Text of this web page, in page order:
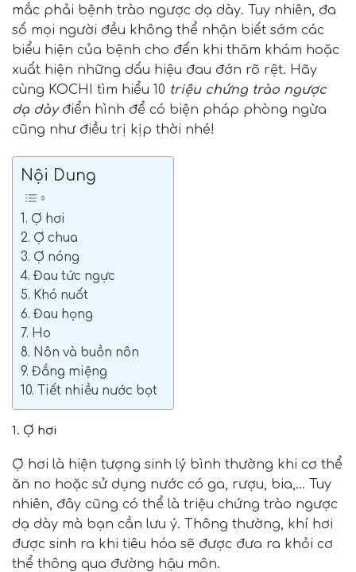
mắc phải bệnh trào ngược dạ dày. Tuy nhiên, đa
số mọi người đều không thể nhận biết sớm các
biểu hiện của bệnh cho đến khi thăm khám hoặc
xuất hiện những dấu hiệu đau đớn rõ rệt. Hãy
cùng KOCHI tìm hiểu 10 triệu chứng trào ngược
dạ dàyđiển hình để có biện pháp phòng ngừa
cũng như điều trị kịp thời nhé!
Nội Dung
1. Ợ hơi
2. Ợ chua
3. Ợ nóng
4. Đau tức ngực
5. Khó nuốt
6. Đau họng
7. Ho
8. Nôn và buồn nôn
9. Đắng miệng
10. Tiết nhiều nước bọt
1. Ợ hơi
Ợ hơi là hiện tượng sinh lý bình thường khi cơ thể
ăn no hoặc sử dụng nước có ga, rượu, bia,… Tuy
nhiên, đây cũng có thể là triệu chứng trào ngược
dạ dày mà bạn cần lưu ý. Thông thường, khí hơi
được sinh ra khi tiêu hóa sẽ được đưa ra khỏi cơ
thể thông qua đường hậu môn.